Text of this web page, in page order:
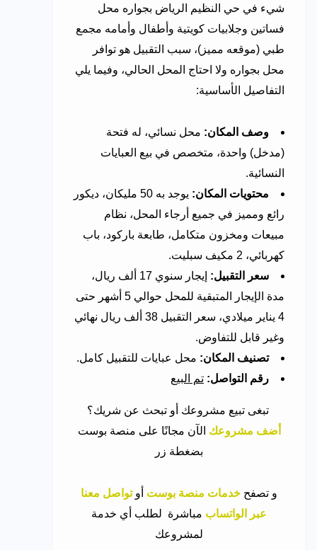
شيء في حي النظيم الرياض بجواره محل
فساتين وجلابيات كويتية وأطفال وأمامه مجمع
طبي (موقعه مميز)، سبب التقبيل هو توافر
محل بجواره ولا احتاج المحل الحالي، وفيما يلي
التفاصيل الأساسية:
وصف المكان: محل نسائي، له فتحة
(مدخل) واحدة، متخصص في بيع العبايات
النسائية.
محتويات المكان:
يوجد به 50 مليكان، ديكور
رائع ومميز في جميع أرجاء المحل، نظام
مبيعات ومخزون متكامل، طابعة باركود، باب
كهربائي، 2 مكيف سبليت.
سعر التقبيل:
إيجار سنوي 17 ألف ريال،
مدة الإيجار المتبقية للمحل حوالي 5 أشهر حتى
4 يناير ميلادي، سعر التقبيل 38 ألف ريال نهائي
وغير قابل للتفاوض.
تصنيف المكان: محل عبايات للتقبيل كامل.
رقم التواصل: تم البيع
تبغى تبيع مشروعك أو تبحث عن شريك؟
أضف مشروعك الآن مجانًا على منصة بوست
بضغطة زر
و تصفح خدمات منصة بوست أو تواصل معنا
عبر الواتساب مباشرة لطلب أي خدمة
لمشروعك